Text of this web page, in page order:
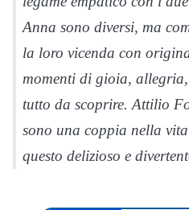
Anna sono diversi, ma
la loro vicenda con
momenti di gioia,
tutto da scoprire. Attilio
sono una coppia nella
questo delizioso e